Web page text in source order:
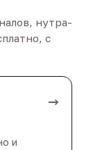
нутра-
с
→
и